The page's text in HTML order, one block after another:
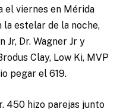
el viernes en Mérida
la estelar de la noche,
Jr, Dr. Wagner Jr y
Clay, Low Ki, MVP
pegar el 619.
450 hizo parejas junto